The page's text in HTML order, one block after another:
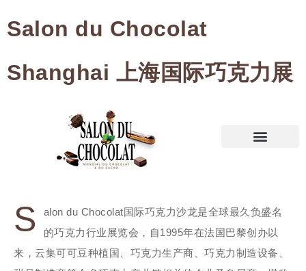
Salon du Chocolat
Shanghai 上海国际巧克力展
S
alon du Chocolat国际巧克力沙龙是全球最久负盛名
的巧克力行业展览会，自1995年在法国巴黎创办以
来，云集可可豆种植国、巧克力生产商、巧克力制造设备、